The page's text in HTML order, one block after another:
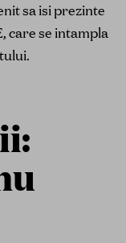
sa isi prezinte
care se intampla